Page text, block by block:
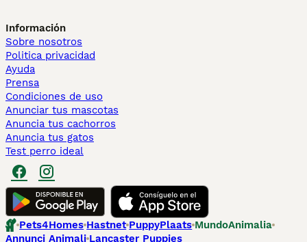
Información
Sobre nosotros
Politica privacidad
Ayuda
Prensa
Condiciones de uso
Anunciar tus mascotas
Anuncia tus cachorros
Anuncia tus gatos
Test perro ideal
Pets4Homes Hastnet PuppyPlaats MundoAnimalia
Annunci Animali Lancaster Puppies